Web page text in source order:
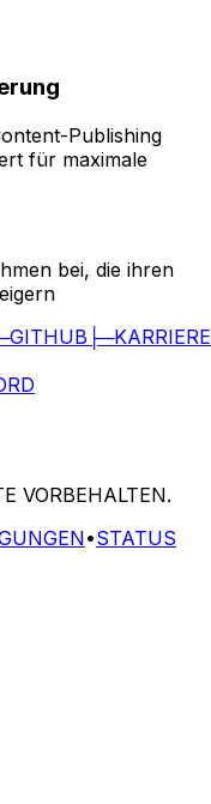
Publishing
für maximale
bei, die ihren
GITHUB ├─
VORBEHALTEN.
•STATUS